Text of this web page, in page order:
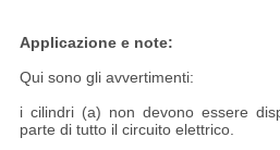
Applicazione e note:
Qui sono gli avvertimenti:
i cilindri (a) non devono essere
parte di tutto il circuito elettrico.